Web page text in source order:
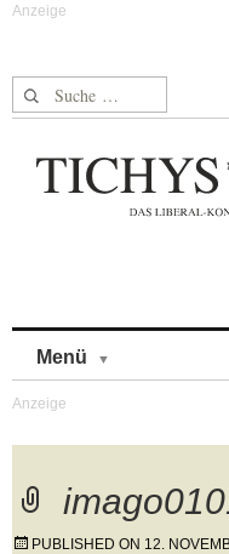
Suche nach:
Menü
PUBLISHED ON 12.